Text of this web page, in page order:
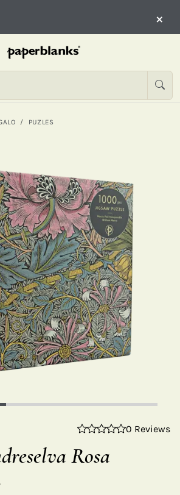
×
PUZLES
0 Reviews
Rosa